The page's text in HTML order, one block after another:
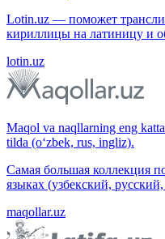
Lotin.uz — поможет
кириллицы на латиницу и
lotin.uz
Maqol va naqllarning eng
tilda (o‘zbek, rus, ingliz).
Самая большая коллекция
языках (узбекский,
maqollar.uz